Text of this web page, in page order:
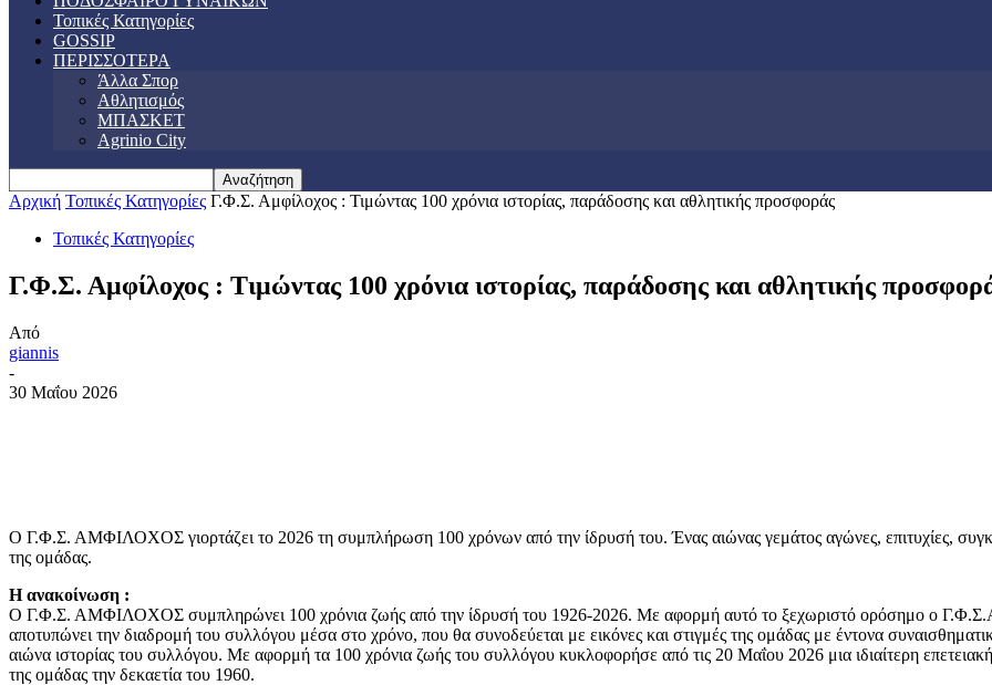
Τοπικές Κατηγορίες
GOSSIP
ΠΕΡΙΣΣΟΤΕΡΑ
Άλλα Σπορ
Αθλητισμός
ΜΠΑΣΚΕΤ
Agrinio City
Αρχική Τοπικές Κατηγορίες Γ.Φ.Σ. Αμφίλοχος : Τιμώντας 100 χρόνια ιστορίας, παράδοσης και αθλητικής προσφοράς
Τοπικές Κατηγορίες
Γ.Φ.Σ. Αμφίλοχος : Τιμώντας 100 χρόνια ιστορίας, παράδοσης και αθλητικής
Από
giannis
-
30 Μαΐου 2026
Ο Γ.Φ.Σ. ΑΜΦΙΛΟΧΟΣ γιορτάζει το 2026 τη συμπλήρωση 100 χρόνων από την ίδρυσή του. Ένας αιώνας γεμάτος αγώνες, επιτυχίες,
της ομάδας.
Η ανακοίνωση :
Ο Γ.Φ.Σ. ΑΜΦΙΛΟΧΟΣ συμπληρώνει 100 χρόνια ζωής από την ίδρυσή του 1926-2026. Με αφορμή αυτό το ξεχωριστό ορόσημο ο
αποτυπώνει την διαδρομή του συλλόγου μέσα στο χρόνο, που θα συνοδεύεται με εικόνες και στιγμές της ομάδας με έντονα
αιώνα ιστορίας του συλλόγου. Με αφορμή τα 100 χρόνια ζωής του συλλόγου κυκλοφορήσε από τις 20 Μαΐου 2026 μια ιδιαίτερη
της ομάδας την δεκαετία του 1960.